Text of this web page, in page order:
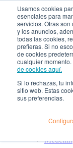
Usamos cookies
esenciales para
servicios. Otras
y los anuncios,
todas las cookies,
prefieras. Si no
de cookies
cualquier
de cookies aquí.
Si lo rechazas, tu
sitio web. Estas
sus preferencias.
¿Qué es el
Nosotros
Nuestra
Política
Ayuda
Guías
PQRs
Aprende más
¿Dónde
Bogotá
Medellin